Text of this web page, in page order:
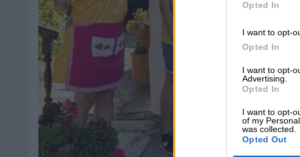
Opted In
I want to opt-
Opted In
I want to opt-
Advertising.
Opted In
I want to opt-
of my
was collected.
Opted Out